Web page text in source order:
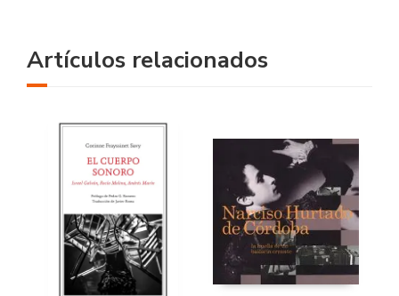
Artículos relacionados